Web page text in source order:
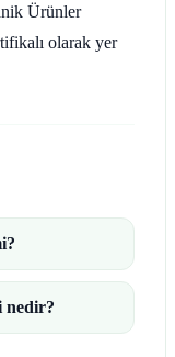
Ürünler
olarak yer
nedir?